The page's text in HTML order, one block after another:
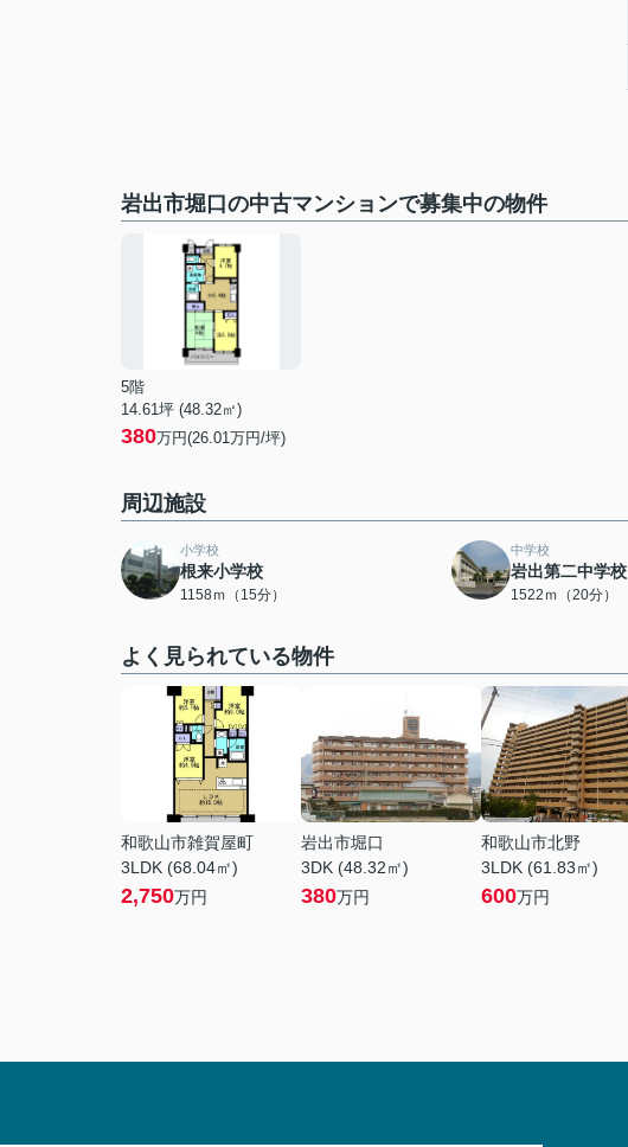
岩出市堀口の中古マンションで募集中の物件
5階
14.61坪 (48.32㎡)
380万円(26.01万円/坪)
周辺施設
小学校
根来小学校
1158ｍ（15分）
中学校
岩出第二中学校
1522ｍ（20分）
よく見られている物件
和歌山市雑賀屋町
3LDK (68.04㎡)
2,750万円
岩出市堀口
3DK (48.32㎡)
380万円
和歌山市北野
3LDK (61.83㎡)
600万円